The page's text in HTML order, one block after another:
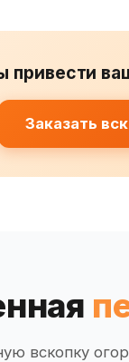
привести
Заказать
вскопку